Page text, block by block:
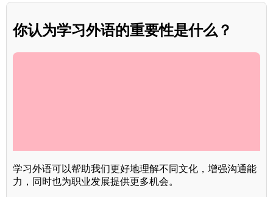
你认为学习外语的重要性是什么？
学习外语可以帮助我们更好地理解不同文化，增强沟通能
力，同时也为职业发展提供更多机会。